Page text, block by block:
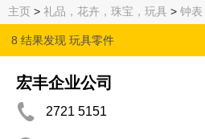
主页 > 礼品，花卉，珠宝，玩具 > 钟表
8 结果发现 玩具零件
宏丰企业公司
2721 5151